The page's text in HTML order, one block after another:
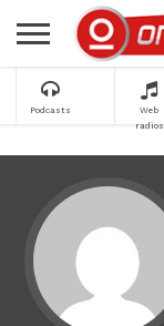
Podcasts
Web
radios